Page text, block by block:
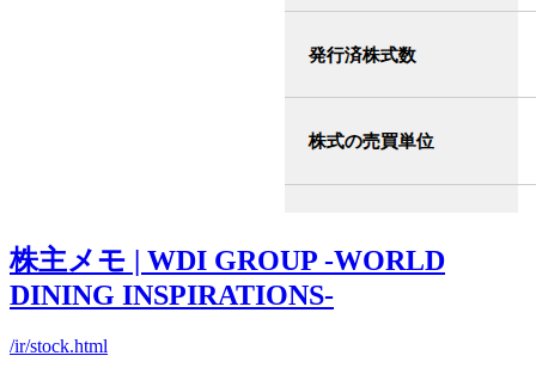
株主メモ | WDI GROUP -WORLD
DINING INSPIRATIONS-
/ir/stock.html